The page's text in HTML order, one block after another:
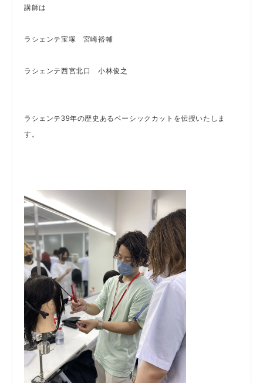
講師は
ラシェンテ宝塚 宮崎裕輔
ラシェンテ西宮北口 小林俊之
ラシェンテ39年の歴史あるベーシックカットを伝授いたしま
す。